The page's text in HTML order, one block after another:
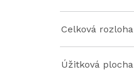
Celková rozloha
Úžitková plocha